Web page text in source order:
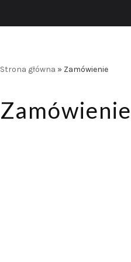
Strona główna » Zamówienie
Zamówienie